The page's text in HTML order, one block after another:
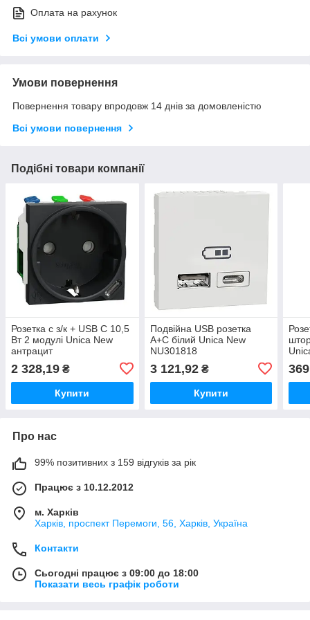
Оплата на рахунок
Всі умови оплати
Умови повернення
Повернення товару впродовж 14 днів за домовленістю
Всі умови повернення
Подібні товари компанії
Розетка с з/к + USB C 10,5
Вт 2 модулі Unica New
антрацит
2 328,19 ₴
Купити
Подвійна USB розетка
A+C білий Unica New
NU301818
3 121,92₴
Купити
Про нас
99% позитивних з 159 відгуків за рік
Працює з 10.12.2012
м. Харків
Харків, проспект Перемоги, 56, Харків, Україна
Контакти
Сьогодні працює з 09:00 до 18:00
Показати весь графік роботи